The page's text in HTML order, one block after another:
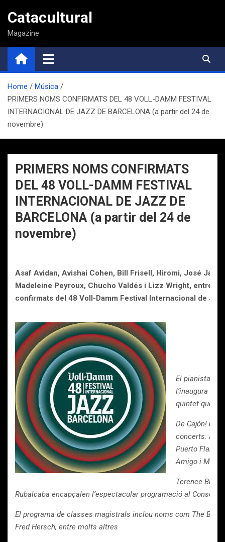
contenido
Catacultural
Magazine
Home
Música
PRIMERS NOMS CONFIRMATS DEL 48 VOLL-DAMM FESTIVAL
INTERNACIONAL DE JAZZ DE BARCELONA (a partir del 24 de
novembre)
PRIMERS NOMS CONFIRMATS
DEL 48 VOLL-DAMM FESTIVAL
INTERNACIONAL DE JAZZ DE
BARCELONA (a partir del 24 de
novembre)
Asaf Avidan, Avishai Cohen, Bill Frisell, Hiromi, José
Madeleine Peyroux, Chucho Valdés i Lizz Wright, entre
confirmats del 48 Voll-Damm Festival Internacional de
El pianista
l’inaugura el
quintet que
De Cajón!
concerts:
Puerto
Amigo i
Terence
Rubalcaba encapçalen l’espectacular programació al
El programa de classes magistrals inclou noms com The Bad
Fred Hersch, entre molts altres